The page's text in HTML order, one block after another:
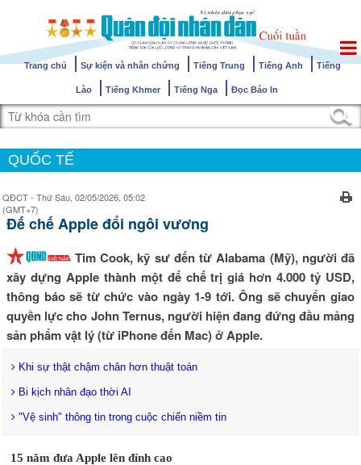
Trang chủ Sự kiện và nhân chứng Tiếng Trung Tiếng Anh Tiếng
Lào Tiếng Khmer Tiếng Nga Đọc Báo In
QUỐC TẾ
QĐCT - Thứ Sáu, 02/05/2026, 05:02
(GMT+7)
Đế chế Apple đổi ngôi vương
Tim Cook, kỹ sư đến từ Alabama (Mỹ), người đã
xây dựng Apple thành một đế chế trị giá hơn 4.000 tỷ USD,
thông báo sẽ từ chức vào ngày 1-9 tới. Ông sẽ chuyển giao
quyền lực cho John Ternus, người hiện đang đứng đầu mảng
sản phẩm vật lý (từ iPhone đến Mac) ở Apple.
Khi sự thật chậm chân hơn thuật toán
Bi kịch nhân đạo thời AI
"Vệ sinh" thông tin trong cuộc chiến niềm tin
15 năm đưa Apple lên đỉnh cao